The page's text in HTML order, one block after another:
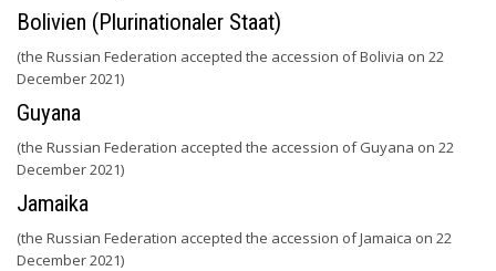
Bolivien (Plurinationaler Staat)
(the Russian Federation accepted the accession of Bolivia on 22
December 2021)
Guyana
(the Russian Federation accepted the accession of Guyana on 22
December 2021)
Jamaika
(the Russian Federation accepted the accession of Jamaica on 22
December 2021)